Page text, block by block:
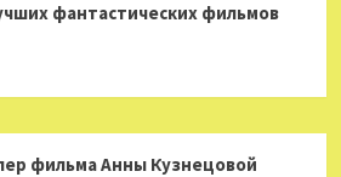
фантастических фильмов
фильма Анны Кузнецовой